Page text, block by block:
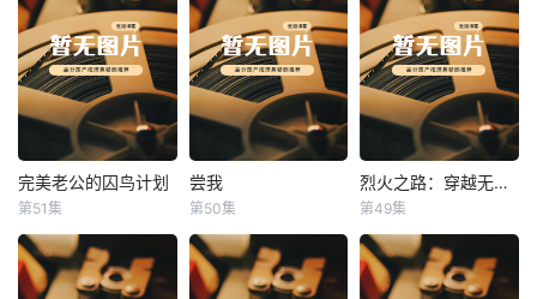
完美老公的囚鸟计划
完美老公的囚鸟计划
第51集
尝我
尝我
第50集
烈火之路：穿越无人区 烈火之路：穿越无人区
第49集